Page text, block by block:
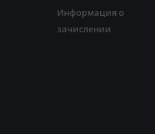
Информация о
зачислении